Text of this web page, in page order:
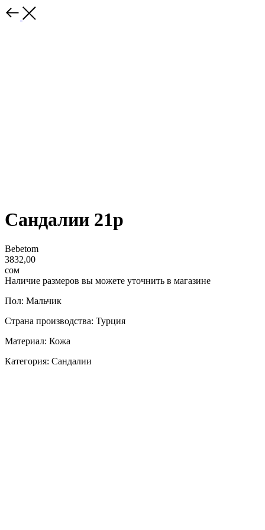
Сандалии 21р
Bebetom
3832,00
сом
Наличие размеров вы можете уточнить в магазине
Пол: Мальчик
Страна производства: Турция
Материал: Кожа
Категория: Сандалии